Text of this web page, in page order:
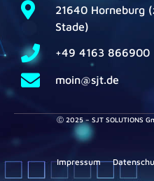
21640 Horneburg
Stade)
+49 4163 866900
moin@sjt.de
Ⓒ 2025 – SJT SOLUTIONS
Impressum